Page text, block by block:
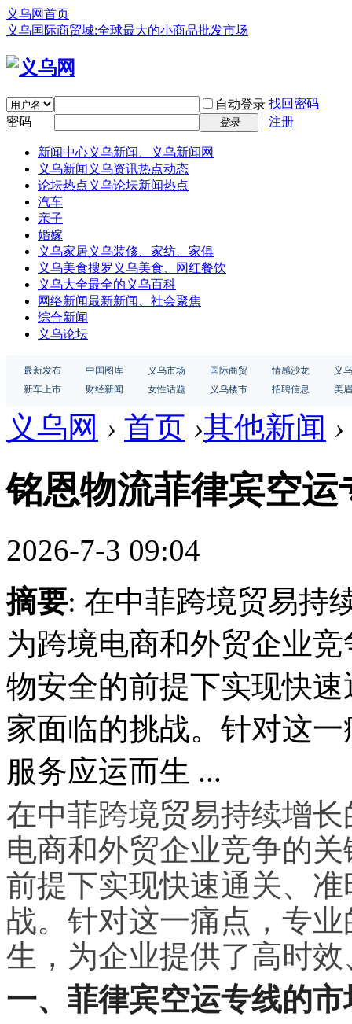
义乌网首页
义乌国际商贸城:全球最大的小商品批发市场
自动登录 找回密码
密码
登录 注册
新闻中心义乌新闻、义乌新闻网
义乌新闻 义乌资讯热点动态
论坛热点 义乌论坛新闻热点
汽车
亲子
婚嫁
义乌家居义乌装修、家纺、家俱
义乌美食搜罗义乌美食、网红餐饮
义乌大全最全的义乌百科
网络新闻最新新闻、社会聚焦
综合新闻
义乌论坛
最新发布 中国图库 义乌市场 国际商贸 情感沙龙
义
新车上市
财经新闻 女性话题 义乌楼市 招聘信息 美
义乌网 › 首页 ›其他新闻 ›
铭恩物流菲律宾空
2026-7-3 09:04
摘要: 在中菲跨境贸易持
为跨境电商和外贸企业
物安全的前提下实现快
家面临的挑战。针对这
服务应运而生 ...
在中菲跨境贸易持续增
电商和外贸企业竞争的
前提下实现快速通关、
战。针对这一痛点，专
生，为企业提供了高时
一、菲律宾空运专线的市